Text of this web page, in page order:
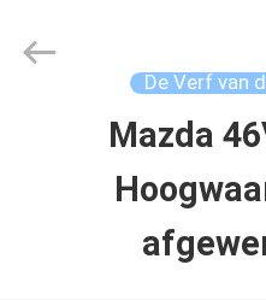
PRODUCTEN
Meklon
De Verf van
Mazda